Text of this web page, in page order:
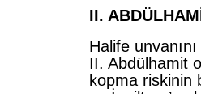
II.
Halife
II. Abdülhamit
kopma riskinin